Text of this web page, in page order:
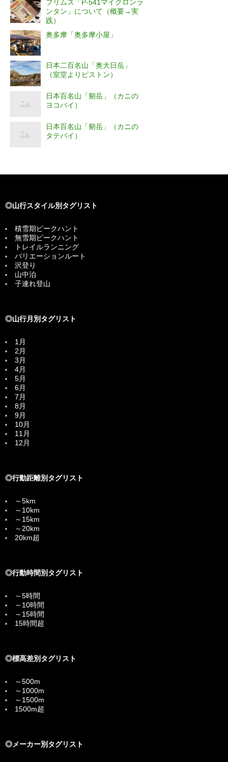
プリムス「P-541マイクロンラ
ンタン」について（概要→実
践）
奥多摩「奥多摩小屋」
日本二百名山「奥大日岳」
（室堂よりピストン）
日本百名山「剱岳」（カニの
ヨコバイ）
日本百名山「剱岳」（カニの
タテバイ）
◎山行スタイル別タグリスト
積雪期ピークハント
無雪期ピークハント
トレイルランニング
バリエーションルート
沢登り
山中泊
子連れ登山
◎山行月別タグリスト
1月
2月
3月
4月
5月
6月
7月
8月
9月
10月
11月
12月
◎行動距離別タグリスト
～5km
～10km
～15km
～20km
20km超
◎行動時間別タグリスト
～5時間
～10時間
～15時間
15時間超
◎標高差別タグリスト
～500m
～1000m
～1500m
1500m超
◎メーカー別タグリスト